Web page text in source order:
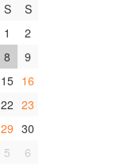
S
S
1
2
8
9
15 16
22 23
29 30
5 6